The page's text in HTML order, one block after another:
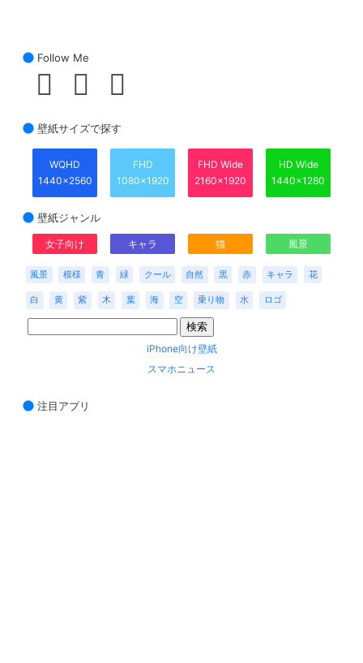
Follow Me
壁紙サイズで探す
WQHD
1440x2560
FHD
1080x1920
FHD Wide
2160x1920
HD Wide
1440x1280
壁紙ジャンル
女子向け キャラ 猫 風景
風景 模様 青 緑 クール 自然 黒 赤 キャラ 花
白 黄 紫 木 葉 海 空 乗り物 水 ロゴ
iPhone向け壁紙
スマホニュース
注目アプリ